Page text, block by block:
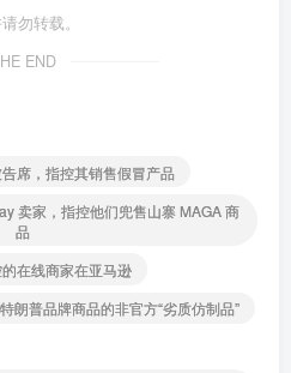
勿转载。
END
席，指控其销售假冒产品
卖家，指控他们兜售山寨 MAGA 商
品
在线商家在亚马逊
朗普品牌商品的非官方“劣质仿制品”